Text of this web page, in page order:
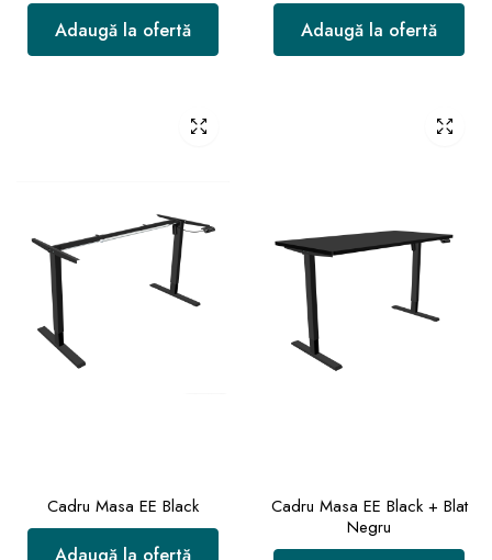
Adaugă la ofertă Adaugă la ofertă
Cadru Masa EE Black
Cadru Masa EE Black + Blat
Negru